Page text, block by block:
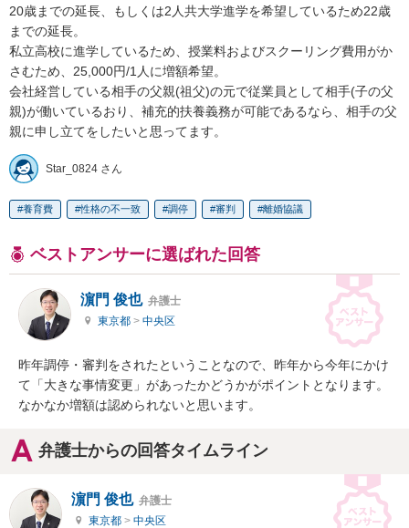
20歳までの延長、もしくは2人共大学進学を希望しているため22歳
までの延長。
私立高校に進学しているため、授業料およびスクーリング費用がか
さむため、25,000円/1人に増額希望。
会社経営している相手の父親(祖父)の元で従業員として相手(子の父
親)が働いているおり、補充的扶養義務が可能であるなら、相手の父
親に申し立てをしたいと思ってます。
Star_0824 さん
養育費 性格の不一致 調停 審判 離婚協議
ベストアンサーに選ばれた回答
濵門 俊也 弁護士
東京都 > 中央区
昨年調停・審判をされたということなので、昨年から今年にかけ
て「大きな事情変更」があったかどうかがポイントとなります。
なかなか増額は認められないと思います。
弁護士からの回答タイムライン
濵門 俊也 弁護士
東京都 > 中央区